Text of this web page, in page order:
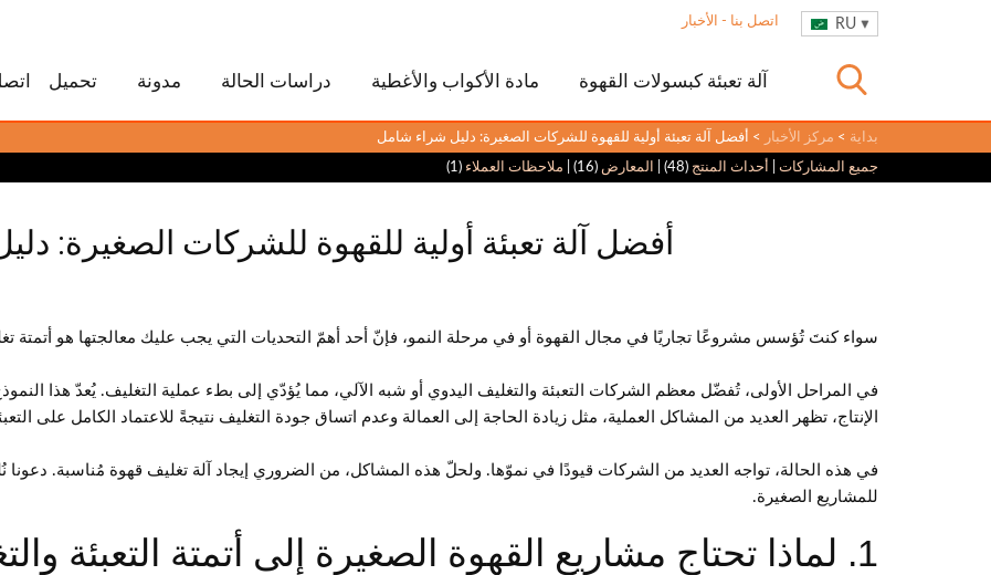
RU اتصل بنا - الأخبار
آلة تعبئة كبسولات القهوة مادة الأكواب والأغطية دراسات الحالة مدونة تحميل
بداية > مركز الأخبار
> أفضل آلة تعبئة أولية للقهوة للشركات الصغيرة: دليل شراء شامل
جميع المشاركات
أحداث المنتج (48) | المعارض (16) | ملاحظات العملاء (1)
أفضل آلة تعبئة أولية للقهوة للشركات الصغيرة:
سواء كنتَ تُؤسس مشروعًا تجاريًا في مجال القهوة أو في مرحلة النمو، فإنّ أحد أهمّ التحديات التي يجب عليك معالجتها هو أتمتة
في المراحل الأولى، تُفضّل معظم الشركات التعبئة والتغليف اليدوي أو شبه الآلي، مما يُؤدّي إلى بطء عملية التغليف. يُعدّ هذا
الإنتاج، تظهر العديد من المشاكل العملية، مثل زيادة الحاجة إلى العمالة وعدم اتساق جودة التغليف نتيجةً للاعتماد الكامل على
في هذه الحالة، تواجه العديد من الشركات قيودًا في نموّها. ولحلّ هذه المشاكل، من الضروري إيجاد آلة تغليف قهوة مُناسبة. دعونا
للمشاريع الصغيرة.
1. لماذا تحتاج مشاريع القهوة الصغيرة إلى أتمتة التعبئة والتغليف؟